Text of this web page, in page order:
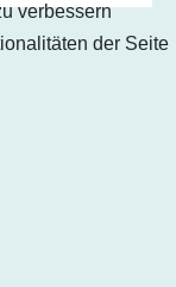
verbessern
der Seite